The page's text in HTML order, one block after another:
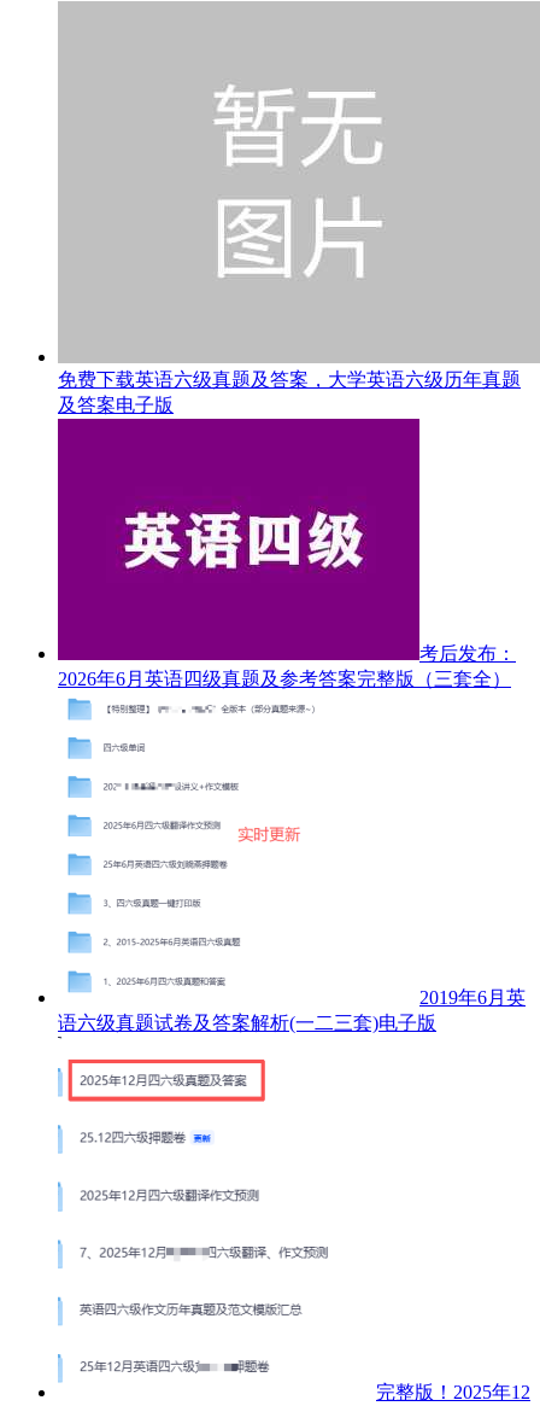
免费下载英语六级真题及答案，大学英语六级历年真题
及答案电子版
考后发布：
2026年6月英语四级真题及参考答案完整版（三套全）
2019年6月英
语六级真题试卷及答案解析(一二三套)电子版
完整版！2025年12